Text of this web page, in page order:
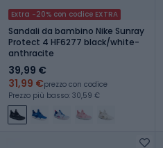
Extra -20% con codice EXTRA
Sandali da bambino Nike Sunray
Protect 4 HF6277 black/white-
anthracite
39,99 €
31,99 €prezzo con codice
Prezzo più basso: 30,59 €